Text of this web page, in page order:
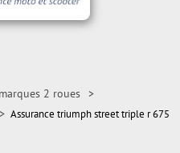
2 roues >
> Assurance triumph street triple r 675